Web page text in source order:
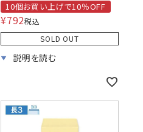
10個お買い上げで10％OFF
¥792税込
SOLD OUT